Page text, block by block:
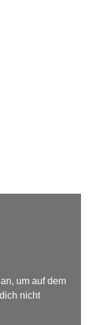
um auf dem
nicht